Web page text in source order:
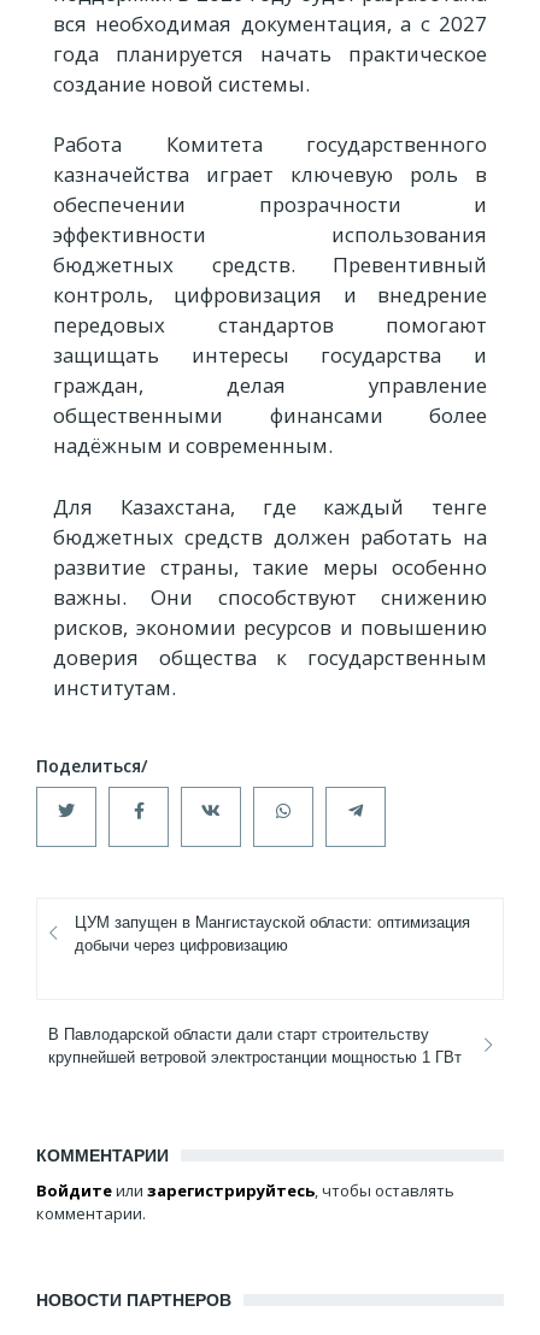
вся необходимая документация, а с 2027
года планируется начать практическое
создание новой системы.
Работа Комитета государственного
казначейства играет ключевую роль в
обеспечении прозрачности и
эффективности использования
бюджетных средств. Превентивный
контроль, цифровизация и внедрение
передовых стандартов помогают
защищать интересы государства и
граждан, делая управление
общественными финансами более
надёжным и современным.
Для Казахстана, где каждый тенге
бюджетных средств должен работать на
развитие страны, такие меры особенно
важны. Они способствуют снижению
рисков, экономии ресурсов и повышению
доверия общества к государственным
институтам.
ЦУМ запущен в Мангистауской области: оптимизация
добычи через цифровизацию
В Павлодарской области дали старт строительству
крупнейшей ветровой электростанции мощностью 1 ГВт
КОММЕНТАРИИ
Войдитеили зарегистрируйтесь, чтобы оставлять
комментарии.
НОВОСТИ ПАРТНЕРОВ